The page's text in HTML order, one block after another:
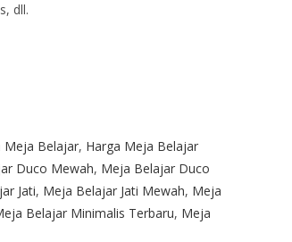
dll.
Meja Belajar, Harga Meja Belajar
Duco Mewah, Meja Belajar Duco
Jati, Meja Belajar Jati Mewah, Meja
Belajar Minimalis Terbaru, Meja